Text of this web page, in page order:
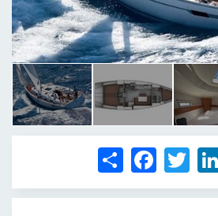
1/12
Share Facebook